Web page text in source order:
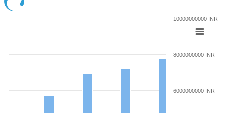
6000000000 INR
8000000000 INR
10000000000 INR